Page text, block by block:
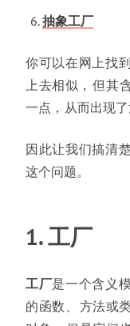
抽象工厂
你可以在网上找
上去相似 ， 但其
一点
从而出现
因此让我们搞清
这个问题。
1. 工厂
工厂是一个含义
的函数 、 方法或